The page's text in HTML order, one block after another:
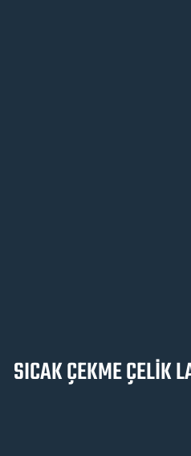
SICAK ÇEKME ÇELİK